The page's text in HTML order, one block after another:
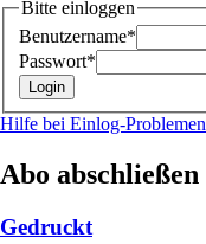
Bitte einloggen
Benutzername*
Passwort*
Hilfe bei Einlog-Problemen
Abo abschließen
Gedruckt